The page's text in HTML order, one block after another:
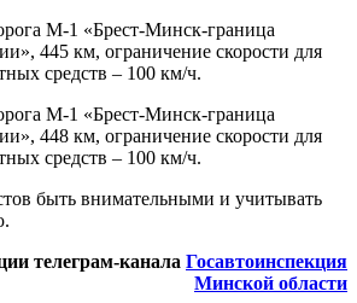
М-1 «Брест-Минск-граница
445 км, ограничение скорости для
средств – 100 км/ч.
М-1 «Брест-Минск-граница
448 км, ограничение скорости для
средств – 100 км/ч.
быть внимательными и учитывать
телеграм-канала Госавтоинспекция
Минской области